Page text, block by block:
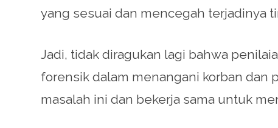
yang sesuai dan mencegah terjadinya
Jadi, tidak diragukan lagi bahwa
forensik dalam menangani korban dan
masalah ini dan bekerja sama untuk